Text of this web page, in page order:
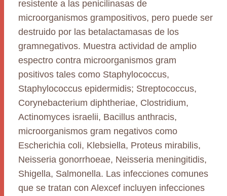
resistente a las penicilinasas de
microorganismos grampositivos, pero puede ser
destruido por las betalactamasas de los
gramnegativos. Muestra actividad de amplio
espectro contra microorganismos gram
positivos tales como Staphylococcus,
Staphylococcus epidermidis; Streptococcus,
Corynebacterium diphtheriae, Clostridium,
Actinomyces israelii, Bacillus anthracis,
microorganismos gram negativos como
Escherichia coli, Klebsiella, Proteus mirabilis,
Neisseria gonorrhoeae, Neisseria meningitidis,
Shigella, Salmonella. Las infecciones comunes
que se tratan con Alexcef incluyen infecciones